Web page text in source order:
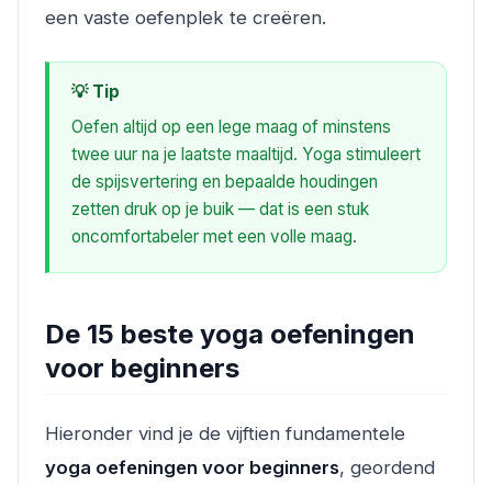
een vaste oefenplek te creëren.
💡 Tip
Oefen altijd op een lege maag of minstens
twee uur na je laatste maaltijd. Yoga stimuleert
de spijsvertering en bepaalde houdingen
zetten druk op je buik — dat is een stuk
oncomfortabeler met een volle maag.
De 15 beste yoga oefeningen
voor beginners
Hieronder vind je de vijftien fundamentele
yoga oefeningen voor beginners, geordend